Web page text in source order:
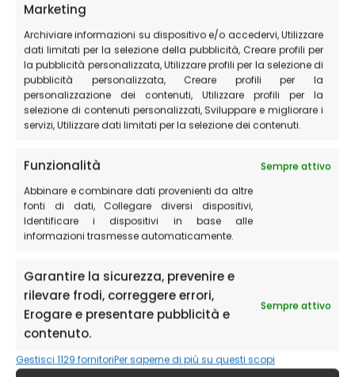
Marketing
Archiviare informazioni su dispositivo e/o accedervi, Utilizzare
dati limitati per la selezione della pubblicità, Creare profili per
la pubblicità personalizzata, Utilizzare profili per la selezione di
pubblicità personalizzata, Creare profili per la
personalizzazione dei contenuti, Utilizzare profili per la
selezione di contenuti personalizzati, Sviluppare e migliorare i
servizi, Utilizzare dati limitati per la selezione dei contenuti.
Funzionalità
Sempre attivo
Abbinare e combinare dati provenienti da altre
fonti di dati, Collegare diversi dispositivi,
Identificare i dispositivi in base alle
informazioni trasmesse automaticamente.
Garantire la sicurezza, prevenire e
rilevare frodi, correggere errori,
Erogare e presentare pubblicità e
contenuto.
Sempre attivo
Gestisci 1129 fornitoriPer saperne di più su questi scopi
Il clima rigido dell’inverno e il terreno calcareo
dell’altopiano creano un ambiente ideale per la
crescita di queste specie di fiori selvatici.
Periodo di fioritura
protrae per diverse settimane, da metà aprile a fine
luglio. Questo permette di ammirare una varietà di
colori sempre diversa, con nuove sfumature che si
aggiungono giorno dopo giorno. Ovviamente non tutte
le specie fioriscono in tutto il periodo della fioritura.
Biodiversità
La fioritura di Castelluccio è un esempio importante di
selvatici contribuisce a mantenere un ecosistema sano